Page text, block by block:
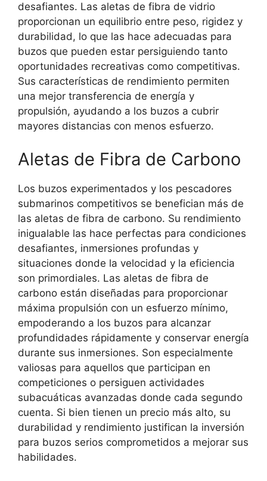
desafiantes. Las aletas de fibra de vidrio
proporcionan un equilibrio entre peso, rigidez y
durabilidad, lo que las hace adecuadas para
buzos que pueden estar persiguiendo tanto
oportunidades recreativas como competitivas.
Sus características de rendimiento permiten
una mejor transferencia de energía y
propulsión, ayudando a los buzos a cubrir
mayores distancias con menos esfuerzo.
Aletas de Fibra de Carbono
Los buzos experimentados y los pescadores
submarinos competitivos se benefician más de
las aletas de fibra de carbono. Su rendimiento
inigualable las hace perfectas para condiciones
desafiantes, inmersiones profundas y
situaciones donde la velocidad y la eficiencia
son primordiales. Las aletas de fibra de
carbono están diseñadas para proporcionar
máxima propulsión con un esfuerzo mínimo,
empoderando a los buzos para alcanzar
profundidades rápidamente y conservar energía
durante sus inmersiones. Son especialmente
valiosas para aquellos que participan en
competiciones o persiguen actividades
subacuáticas avanzadas donde cada segundo
cuenta. Si bien tienen un precio más alto, su
durabilidad y rendimiento justifican la inversión
para buzos serios comprometidos a mejorar sus
habilidades.